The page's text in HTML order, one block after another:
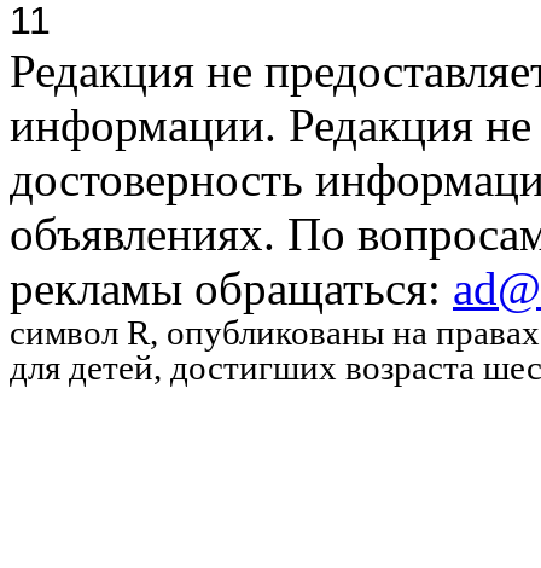
11
Редакция не
информации. Редакция не
достоверность
объявлениях. По
рекламы обращаться:
символ R, опубликованы на
для детей, достигших возраста